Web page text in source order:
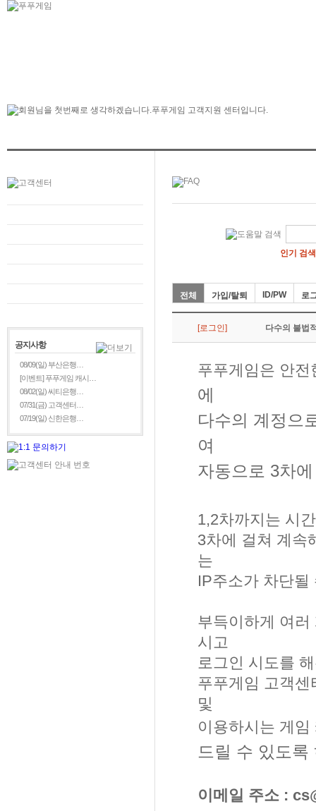
공지사항
08/09(일) 부산은행…
[이벤트] 푸푸게임 캐시…
08/02(일) 씨티은행…
07/31(금) 고객센터…
07/19(일) 신한은행…
인기 검
전체 가입/탈퇴 ID/PW 로
[로그인] 다수의 불법
푸푸게임은 안
에
다수의 계정으
여
자동으로 3차
1,2차까지는 시
3차에 걸쳐 계속
는
IP주소가 차단
부득이하게 여
시고
로그인 시도를
푸푸게임 고객
및
이용하시는 게
드릴 수 있도
이메일 주소 :